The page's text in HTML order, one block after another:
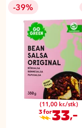
-39%
(11,00 kr./stk)
3 for33,-